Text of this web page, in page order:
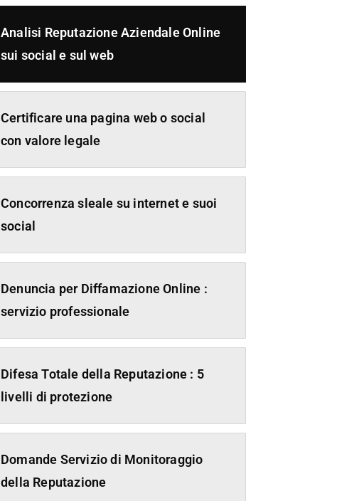
Analisi Reputazione Aziendale Online
sui social e sul web
Certificare una pagina web o social
con valore legale
Concorrenza sleale su internet e suoi
social
Denuncia per Diffamazione Online :
servizio professionale
Difesa Totale della Reputazione : 5
livelli di protezione
Domande Servizio di Monitoraggio
della Reputazione